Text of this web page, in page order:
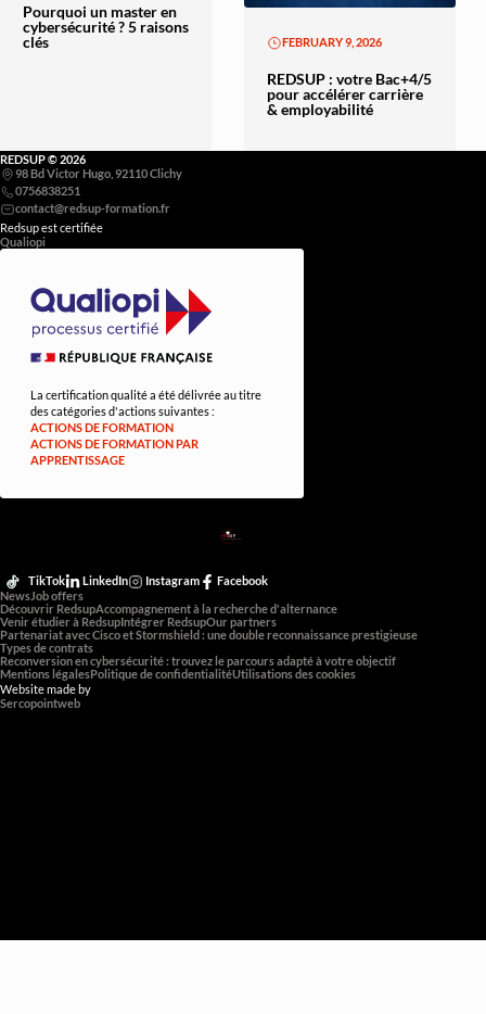
Pourquoi un master en
cybersécurité ? 5 raisons
clés
FEBRUARY 9, 2026
REDSUP : votre Bac+4/5
pour accélérer carrière
& employabilité
REDSUP © 2026
98 Bd Victor Hugo, 92110 Clichy
0756838251
Redsup est certifiée
Qualiopi
La certification qualité a été délivrée au titre
des catégories d'actions suivantes :
ACTIONS DE FORMATION
ACTIONS DE FORMATION PAR
APPRENTISSAGE
SUP
RED
TikTok LinkedIn Instagram
Facebook
NewsJob offers
Découvrir RedsupAccompagnement à la recherche d'alternance
Venir étudier à RedsupIntégrer RedsupOur partners
Partenariat avec Cisco et Stormshield : une double reconnaissance prestigieuse
Types de contrats
Reconversion en cybersécurité : trouvez le parcours adapté à votre objectif
Mentions légalesPolitique de confidentialitéUtilisations des cookies
Website made by
Sercopointweb